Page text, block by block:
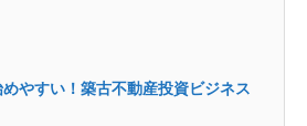
めやすい！築古不動産投資ビジネス